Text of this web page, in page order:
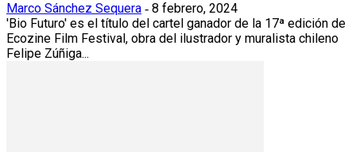
Marco Sánchez Sequera - 8 febrero, 2024
'Bio Futuro' es el título del cartel ganador de la 17ª edición de
Ecozine Film Festival, obra del ilustrador y muralista chileno
Felipe Zúñiga...